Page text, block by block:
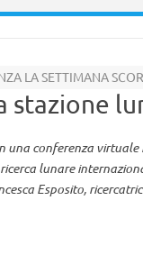
LA SETTIMANA
stazione
una conferenza virtuale
lunare
Esposito,